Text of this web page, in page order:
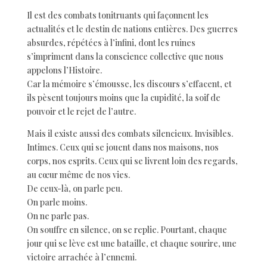
Il est des combats tonitruants qui façonnent les
actualités et le destin de nations entières. Des guerres
absurdes, répétées à l’infini, dont les ruines
s’impriment dans la conscience collective que nous
appelons l’Histoire.
Car la mémoire s’émousse, les discours s’effacent, et
ils pèsent toujours moins que la cupidité, la soif de
pouvoir et le rejet de l’autre.
Mais il existe aussi des combats silencieux. Invisibles.
Intimes. Ceux qui se jouent dans nos maisons, nos
corps, nos esprits. Ceux qui se livrent loin des regards,
au cœur même de nos vies.
De ceux-là, on parle peu.
On parle moins.
On ne parle pas.
On souffre en silence, on se replie. Pourtant, chaque
jour qui se lève est une bataille, et chaque sourire, une
victoire arrachée à l’ennemi.